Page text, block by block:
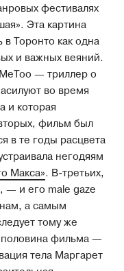
фестивалях
Эта картина
Торонто как одна
и важных веяний.
— триллер о
во время
и которая
фильм был
в те годы расцвета
негодяям
Макса». В-третьих,
и его male gaze
а самым
тому же
половина фильма —
тела Маргарет